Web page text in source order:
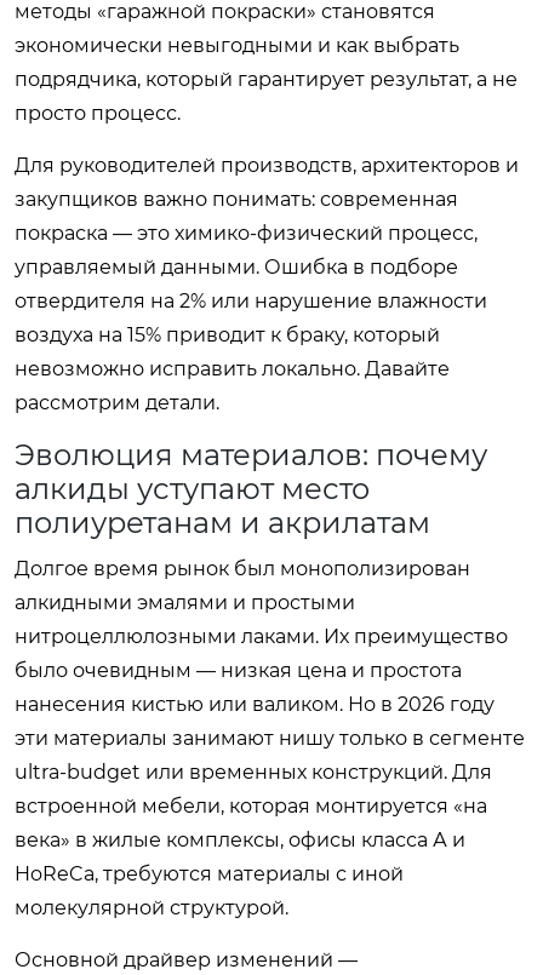
методы «гаражной покраски» становятся
экономически невыгодными и как выбрать
подрядчика, который гарантирует результат, а не
просто процесс.
Для руководителей производств, архитекторов и
закупщиков важно понимать: современная
покраска — это химико-физический процесс,
управляемый данными. Ошибка в подборе
отвердителя на 2% или нарушение влажности
воздуха на 15% приводит к браку, который
невозможно исправить локально. Давайте
рассмотрим детали.
Эволюция материалов: почему
алкиды уступают место
полиуретанам и акрилатам
Долгое время рынок был монополизирован
алкидными эмалями и простыми
нитроцеллюлозными лаками. Их преимущество
было очевидным — низкая цена и простота
нанесения кистью или валиком. Но в 2026 году
эти материалы занимают нишу только в сегменте
ultra-budget или временных конструкций. Для
встроенной мебели, которая монтируется «на
века» в жилые комплексы, офисы класса А и
HoReCa, требуются материалы с иной
молекулярной структурой.
Основной драйвер изменений —